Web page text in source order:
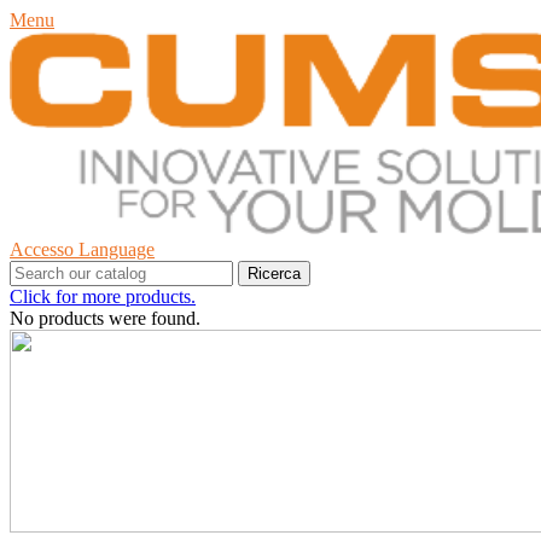
Menu
Accesso Language
Ricerca
Click for more products.
No products were found.